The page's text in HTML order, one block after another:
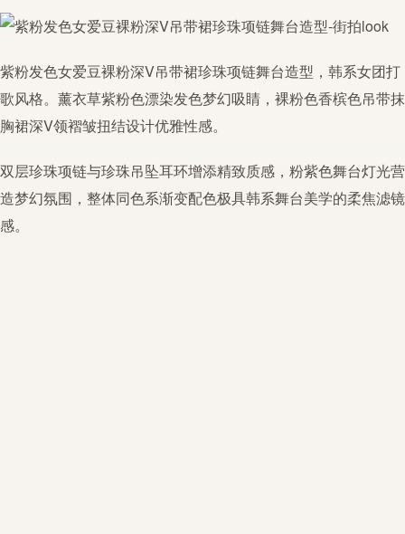
紫粉发色女爱豆裸粉深V吊带裙珍珠项链舞台造型 ， 韩系女团打
歌风格。薰衣草紫粉色漂染发色梦幻吸睛，裸粉色香槟色吊带抹
胸裙深V领褶皱扭结设计优雅性感。
双层珍珠项链与珍珠吊坠耳环增添精致质感，粉紫色舞台灯光营
造梦幻氛围，整体同色系渐变配色极具韩系舞台美学的柔焦滤镜
感。